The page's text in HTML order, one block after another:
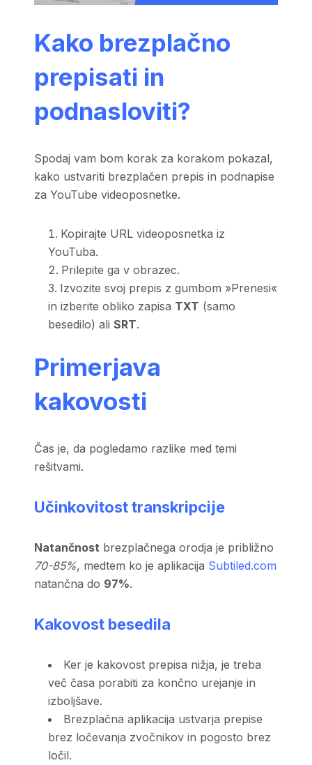
Kako brezplačno
prepisati in
podnasloviti?
Spodaj vam bom korak za korakom pokazal,
kako ustvariti brezplačen prepis in podnapise
za YouTube videoposnetke.
Kopirajte URL videoposnetka iz
YouTuba.
Prilepite ga v obrazec.
Izvozite svoj prepis z gumbom »Prenesi«
in izberite obliko zapisa TXT (samo
besedilo) aliSRT.
Primerjava
kakovosti
Čas je, da pogledamo razlike med temi
rešitvami.
Učinkovitost transkripcije
Natančnost brezplačnega orodja je približno
70-85%, medtem ko je aplikacija Subtiled.com
natančna do 97%.
Kakovost besedila
Ker je kakovost prepisa nižja, je treba
več časa porabiti za končno urejanje in
izboljšave.
Brezplačna aplikacija ustvarja prepise
brez ločevanja zvočnikov in pogosto brez
ločil.